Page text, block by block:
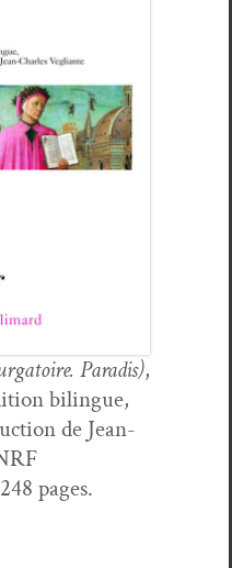
Par­adis),
bilingue,
de Jean-
pages.